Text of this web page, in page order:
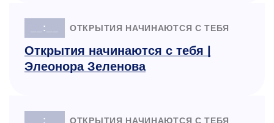
__:__ ОТКРЫТИЯ НАЧИНАЮТСЯ С ТЕБЯ
Открытия начинаются с тебя |
Элеонора Зеленова
__:__ ОТКРЫТИЯ НАЧИНАЮТСЯ С ТЕБЯ